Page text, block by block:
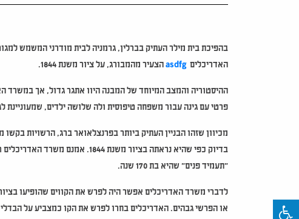
בהפיכת בית מילר העתיק בברלין, גרמניה לבית מודרני המשמש
האדריכלים asdfgהצעיר מהמבורג, על ציור משנת 1844.
ההיסטוריה והמצב המיוחד של המבנה היוו אתגר גדול, אך במשרד
פרטי עם גינה עבור משפחה טיפוסית ולה שלושה ילדים, שמעוניינת
מכיוון שזהו הבניין העתיק ביותר בפרנצלאואר ברג, הרשויות
בדיוק כפי שהיא נראתה בציור
"תעמיד פנים" שהיא בת 170 שנה.
לדברי משרד האדריכלים אפשר היה לפרש את הקווים שהופיעו
או הפרשי גבהים. האדריכלים בחרו לפרש את הקו כמצביע על